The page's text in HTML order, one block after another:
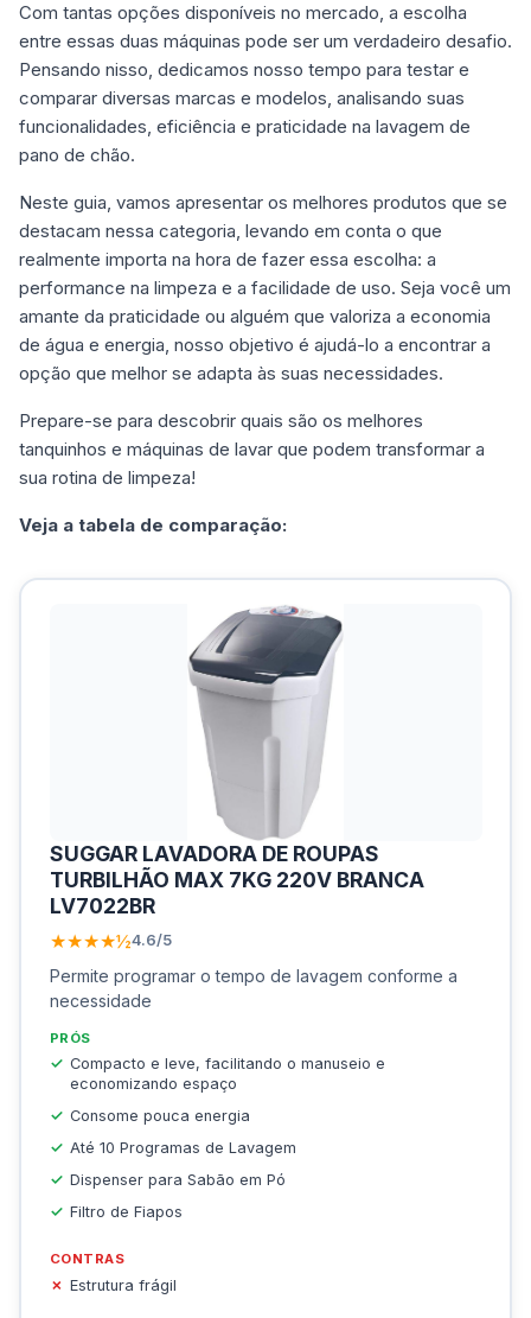
Com tantas opções disponíveis no mercado, a escolha
entre essas duas máquinas pode ser um verdadeiro desafio.
Pensando nisso, dedicamos nosso tempo para testar e
comparar diversas marcas e modelos, analisando suas
funcionalidades, eficiência e praticidade na lavagem de
pano de chão.
Neste guia, vamos apresentar os melhores produtos que se
destacam nessa categoria, levando em conta o que
realmente importa na hora de fazer essa escolha: a
performance na limpeza e a facilidade de uso. Seja você um
amante da praticidade ou alguém que valoriza a economia
de água e energia, nosso objetivo é ajudá-lo a encontrar a
opção que melhor se adapta às suas necessidades.
Prepare-se para descobrir quais são os melhores
tanquinhos e máquinas de lavar que podem transformar a
sua rotina de limpeza!
Veja a tabela de comparação:
SUGGAR LAVADORA DE ROUPAS
TURBILHÃO MAX 7KG 220V BRANCA
LV7022BR
★★★★½4.6/5
Permite programar o tempo de lavagem conforme a
necessidade
PRÓS
Compacto e leve, facilitando o manuseio e
economizando espaço
Consome pouca energia
Até 10 Programas de Lavagem
Dispenser para Sabão em Pó
Filtro de Fiapos
CONTRAS
Estrutura frágil